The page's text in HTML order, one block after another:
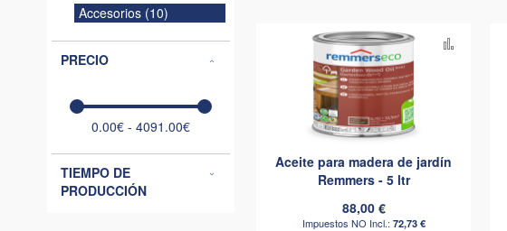
Aceite para madera de jardín
Remmers - 5 ltr
88,00 €
72,73 €
Accesorios 10
artículos
PRECIO
0.00€ - 4091.00€
TIEMPO DE
PRODUCCIÓN